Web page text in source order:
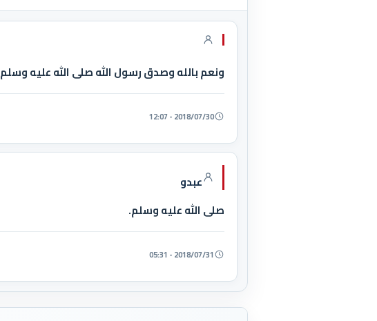
ونعم بالله وصدق رسول الله صلى الله عليه وسلم
2018/07/30 - 12:07
عبدو
صلى الله عليه وسلم.
2018/07/31 - 05:31